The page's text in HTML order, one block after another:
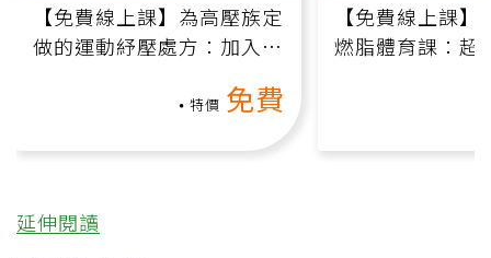
【免費線上課】為高壓族定
做的運動紓壓處方：加入行
特價 免費
【免費線上課
燃脂體育課：超
延伸閱讀